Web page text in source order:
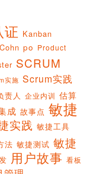
证 Kanban
po Product
SCRUM
实施 Scrum实践
责人 企业内训 估算
成 故事点 敏捷
实践 敏捷工具
法 敏捷测试 敏捷
用户故事 看板